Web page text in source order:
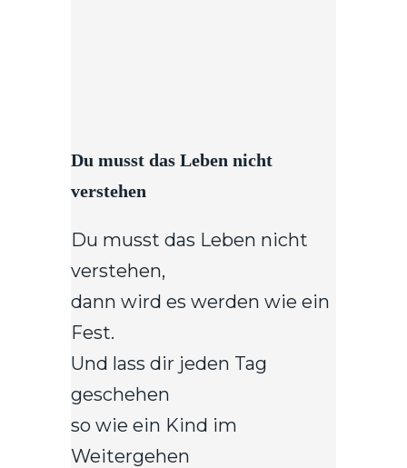
Du musst das Leben nicht
verstehen
Du musst das Leben nicht
verstehen,
dann wird es werden wie ein
Fest.
Und lass dir jeden Tag
geschehen
so wie ein Kind im
Weitergehen